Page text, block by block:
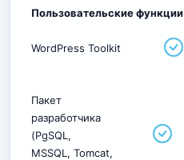
Пользовательские функции
WordPress Toolkit
Пакет
разработчика
(PgSQL,
MSSQL, Tomcat,